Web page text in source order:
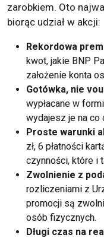
zarobkiem. Oto
biorąc udział w akcji:
Rekordowa
kwot, jakie BNP
założenie konta
Gotówka, nie
wypłacane w
wydajesz je na co
Proste warunki
zł, 6 płatności
czynności, które i
Zwolnienie z
rozliczeniami z
promocji są
osób fizycznych.
Długi czas na